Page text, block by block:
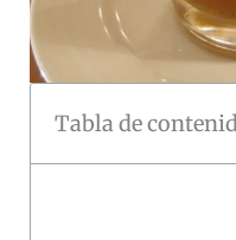
Tabla de